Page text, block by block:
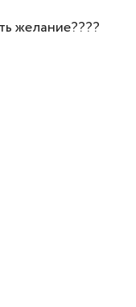
желание????